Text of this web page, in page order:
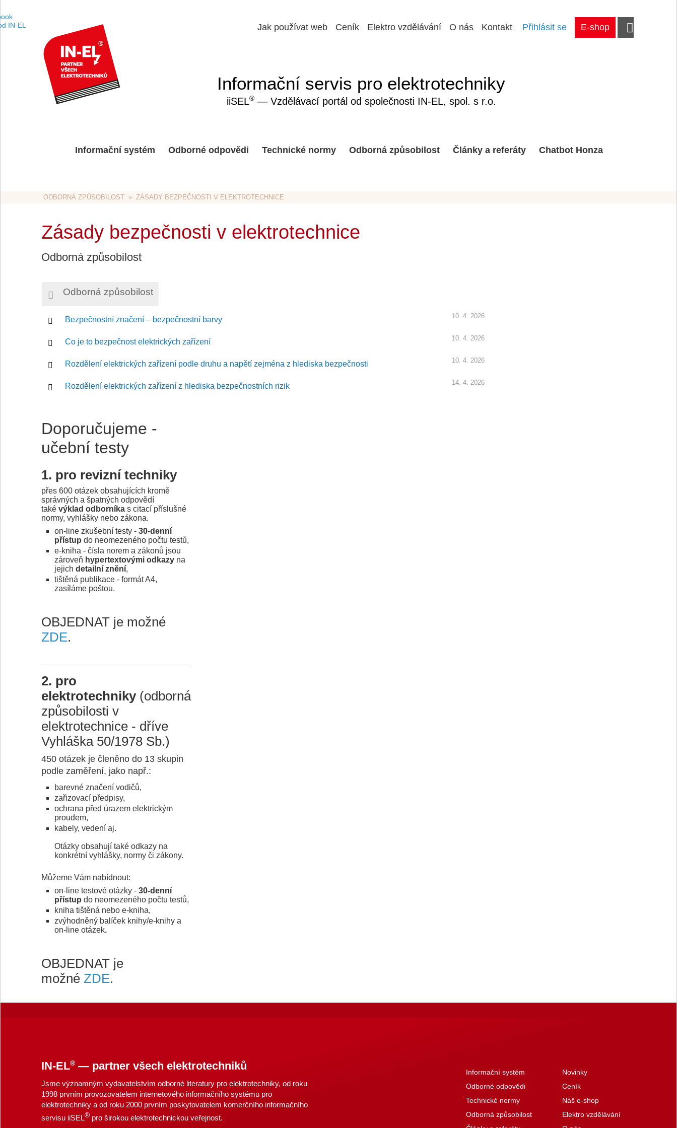
Přihlásit se E-shop
Jak používat web Ceník Elektro vzdělávání O nás Kontakt
Informační servis pro elektrotechniky
iiSEL®— Vzdělávací portál od společnosti IN-EL, spol. s r.o.
Informační systém Odborné odpovědi Technické normy Odborná způsobilost Články a referáty Chatbot Honza
ODBORNÁ ZPŮSOBILOST
  »  ZÁSADY BEZPEČNOSTI V ELEKTROTECHNICE
Zásady bezpečnosti v elektrotechnice
Odborná způsobilost
Odborná způsobilost
Bezpečnostní značení – bezpečnostní barvy 10. 4. 2026
Co je to bezpečnost elektrických zařízení 10. 4. 2026
Rozdělení elektrických zařízení podle druhu a napětí zejména z hlediska bezpečnosti 10. 4. 2026
Rozdělení elektrických zařízení z hlediska bezpečnostních rizik 14. 4. 2026
Doporučujeme -
učební testy
1. pro revizní techniky
přes 600 otázek obsahujících kromě
správných a špatných odpovědí
také výklad odborníkas citací příslušné
normy, vyhlášky nebo zákona.
on-line zkušební testy - 30-denní
přístup do neomezeného počtu testů,
e-kniha - čísla norem a zákonů jsou
zároveň hypertextovými odkazyna
jejich detailní znění,
tištěná publikace - formát A4,
zasíláme poštou.
OBJEDNAT je možné
ZDE.
2. pro
elektrotechniky (odborná
způsobilosti v
elektrotechnice - dříve
Vyhláška 50/1978 Sb.)
450 otázek je členěno do 13 skupin
podle zaměření, jako např.:
barevné značení vodičů,
zařizovací předpisy,
ochrana před úrazem elektrickým
proudem,
kabely, vedení aj.
Otázky obsahují také odkazy na
konkrétní vyhlášky, normy či zákony.
Můžeme Vám nabídnout:
on-line testové otázky - 30-denní
přístup do neomezeného počtu testů,
kniha tištěná nebo e-kniha,
zvýhodněný balíček knihy/e-knihy a
on-line otázek.
OBJEDNAT je
možné ZDE.
IN-EL®— partner všech elektrotechniků
Jsme významným vydavatelstvím odborné literatury pro elektrotechniky, od roku
1998 prvním provozovatelem internetového informačního systému pro
elektrotechniky a od roku 2000 prvním poskytovatelem komerčního informačního
servisu iiSEL®pro širokou elektrotechnickou veřejnost.
Novinky
Ceník
Náš e-shop
Elektro vzdělávání
Informační systém
Odborné odpovědi
Technické normy
Odborná způsobilost